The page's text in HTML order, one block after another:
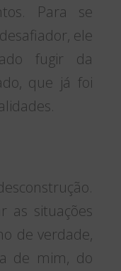
Para se
ele
fugir da
que já foi
as situações
de verdade,
de mim, do